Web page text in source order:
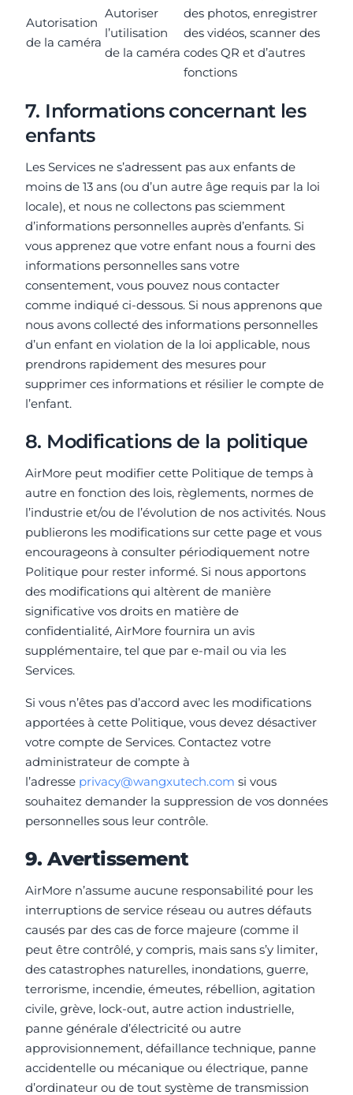
Autorisation
de la caméra
Autoriser
l’utilisation
de la caméra
des photos, enregistrer
des vidéos, scanner des
codes QR et d’autres
fonctions
7. Informations concernant les
enfants
Les Services ne s’adressent pas aux enfants de
moins de 13 ans (ou d’un autre âge requis par la loi
locale), et nous ne collectons pas sciemment
d’informations personnelles auprès d’enfants. Si
vous apprenez que votre enfant nous a fourni des
informations personnelles sans votre
consentement, vous pouvez nous contacter
comme indiqué ci-dessous. Si nous apprenons que
nous avons collecté des informations personnelles
d’un enfant en violation de la loi applicable, nous
prendrons rapidement des mesures pour
supprimer ces informations et résilier le compte de
l’enfant.
8. Modifications de la politique
AirMore peut modifier cette Politique de temps à
autre en fonction des lois, règlements, normes de
l’industrie et/ou de l’évolution de nos activités. Nous
publierons les modifications sur cette page et vous
encourageons à consulter périodiquement notre
Politique pour rester informé. Si nous apportons
des modifications qui altèrent de manière
significative vos droits en matière de
confidentialité, AirMore fournira un avis
supplémentaire, tel que par e-mail ou via les
Services.
Si vous n’êtes pas d’accord avec les modifications
apportées à cette Politique, vous devez désactiver
votre compte de Services. Contactez votre
administrateur de compte à
l’adresse privacy@wangxutech.com si vous
souhaitez demander la suppression de vos données
personnelles sous leur contrôle.
9. Avertissement
AirMore n’assume aucune responsabilité pour les
interruptions de service réseau ou autres défauts
causés par des cas de force majeure (comme il
peut être contrôlé, y compris, mais sans s’y limiter,
des catastrophes naturelles, inondations, guerre,
terrorisme, incendie, émeutes, rébellion, agitation
civile, grève, lock-out, autre action industrielle,
panne générale d’électricité ou autre
approvisionnement, défaillance technique, panne
accidentelle ou mécanique ou électrique, panne
d’ordinateur ou de tout système de transmission